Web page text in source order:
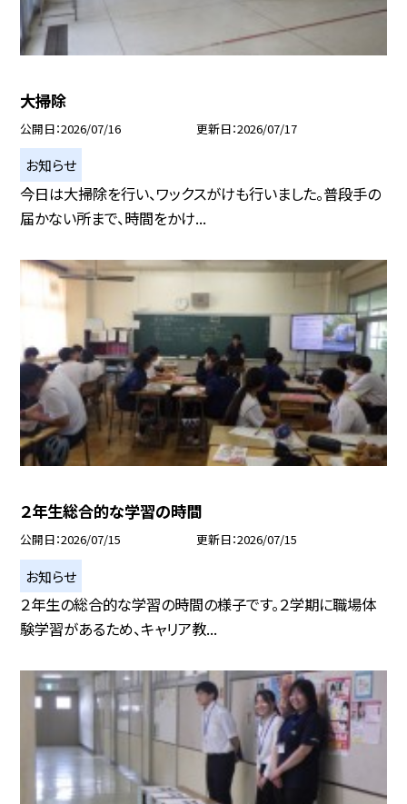
大掃除
公開日 2026/07/16 更新日 2026/07/17
お知らせ
今日は大掃除を行い、ワックスがけも行いました。普段手の
届かない所まで、時間をかけ...
２年生総合的な学習の時間
公開日 2026/07/15 更新日 2026/07/15
お知らせ
２年生の総合的な学習の時間の様子です。２学期に職場体
験学習があるため、キャリア教...